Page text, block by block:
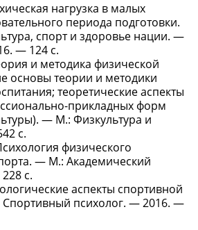
нагрузка в малых
периода подготовки.
спорт и здоровье нации. —
— 124 с.
и методика физической
основы теории и методики
теоретические аспекты
прикладных форм
— М.: Физкультура и
с.
физического
— М.: Академический
с.
аспекты спортивной
Спортивный психолог. — 2016. —